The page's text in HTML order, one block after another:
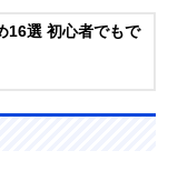
16選 初心者でもで